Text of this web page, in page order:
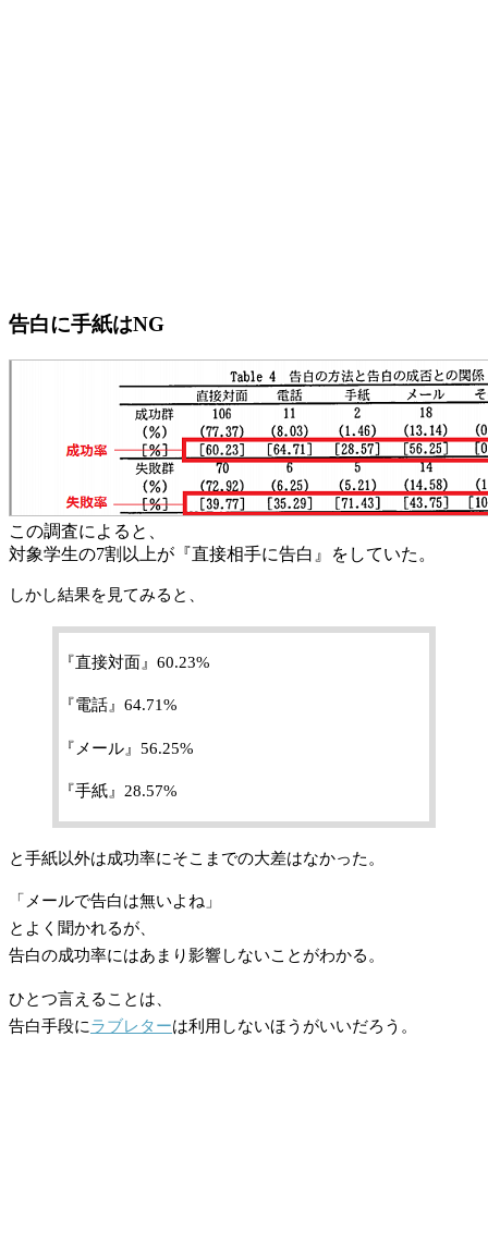
告白に手紙はNG
この調査によると、
対象学生の7割以上が『直接相手に告白』をしていた。
しかし結果を見てみると、
『直接対面』60.23%
『電話』64.71%
『メール』56.25%
『手紙』28.57%
と手紙以外は成功率にそこまでの大差はなかった。
「メールで告白は無いよね」
とよく聞かれるが、
告白の成功率にはあまり影響しないことがわかる。
ひとつ言えることは、
告白手段にラブレターは利用しないほうがいいだろう。